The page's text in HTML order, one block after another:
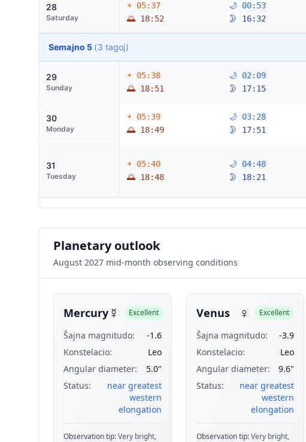
28
Saturday
☀ 05:37
🌅 18:52
🌙 00:53
🌛 16:32
Semajno 5 (3 tagoj)
29
Sunday
☀ 05:38
🌅 18:51
🌙 02:09
🌛 17:15
30
Monday
☀ 05:39
🌅 18:49
🌙 03:28
🌛 17:51
31
Tuesday
☀ 05:40
🌅 18:48
🌙 04:48
🌛 18:21
Planetary outlook
August 2027 mid-month observing conditions
Mercury ☿ Excellent
Ŝajna magnitudo:
-1.6
Konstelacio:
Leo
Angular diameter:
5.0"
Status:
near greatest
western
elongation
Observation tip:Very bright,
Venus ♀ Excellent
Ŝajna magnitudo:
-3.9
Konstelacio:
Leo
Angular diameter:
9.6"
Status:
near greatest
western
elongation
Observation tip:Very bright,